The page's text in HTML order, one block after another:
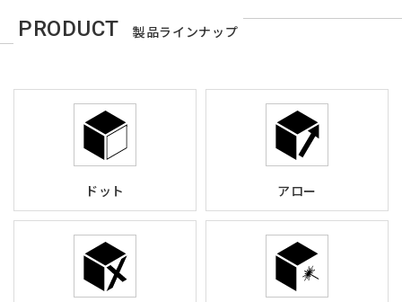
PRODUCT 製品ラインナップ
ドット アロー